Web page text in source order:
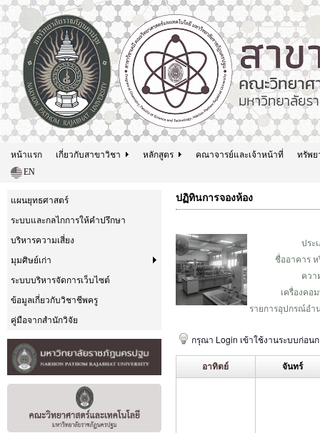
หน้าแรก เกี่ยวกับสาขาวิชา หลักสูตร คณาจารย์และเจ้าหน้าที่
ทรัพย
EN
แผนยุทธศาสตร์
ระบบและกลไกการให้คำปรึกษา
บริหารความเสี่ยง
มุมศิษย์เก่า
ระบบบริหารจัดการเว็บไซต์
ข้อมูลเกี่ยวกับวิชาชีพครู
คู่มือจากสำนักวิจัย
ปฏิทินการจองห้อง
ประ
ชื่ออาคาร
ควา
เครื่องคอ
รายการอุปกรณ์อำ
กรุณา Login เข้าใช้งานระบบก่อน
อาทิตย์ จันทร์